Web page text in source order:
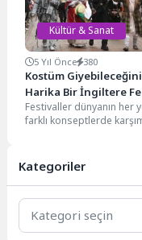
Kültür & Sanat
5 Yıl Önce 380
Kostüm
Harika Bir İngiltere
Festivaller dünyanın her
farklı konseptlerde
Kategoriler
Kategoriler